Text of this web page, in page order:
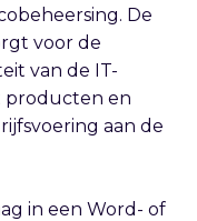
De
voor de
van de IT-
producten en
aan de
in een Word- of